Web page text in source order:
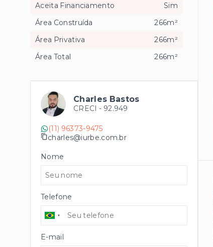
Aceita Financiamento
Sim
Área Construída
266m²
Área Privativa
266m²
Área Total
266m²
Charles Bastos
CRECI - 92.949
(11) 96373-9475
charles@iurbe.com.br
Nome
Telefone
E-mail